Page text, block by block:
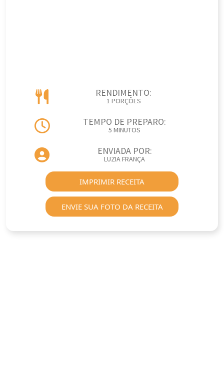
RENDIMENTO:
1 PORÇÕES
TEMPO DE PREPARO:
5 MINUTOS
ENVIADA POR:
LUZIA FRANÇA
IMPRIMIR RECEITA
ENVIE SUA FOTO DA RECEITA